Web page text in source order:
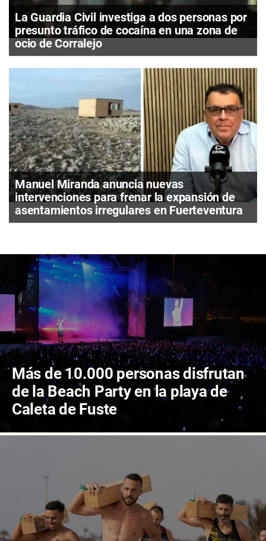
La Guardia Civil investiga a dos personas por
presunto tráfico de cocaína en una zona de
ocio de Corralejo
Manuel Miranda anuncia nuevas
intervenciones para frenar la expansión de
asentamientos irregulares en Fuerteventura
Más de 10.000 personas disfrutan
de la Beach Party en la playa de
Caleta de Fuste